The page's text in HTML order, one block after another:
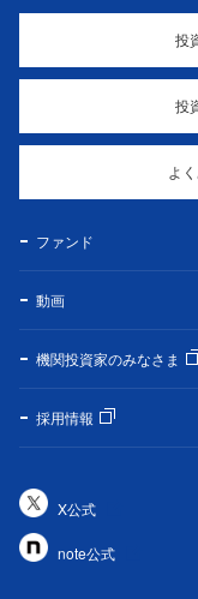
投
投
よ
ファンド
動画
機関投資家のみなさま
採用情報
X公式
note公式